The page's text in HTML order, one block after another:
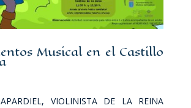
Musical en el Castillo
VIOLINISTA DE LA REINA